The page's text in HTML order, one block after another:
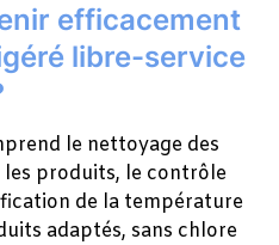
efficacement
libre-service
le nettoyage des
les produits, le contrôle
de la température
adaptés, sans chlore